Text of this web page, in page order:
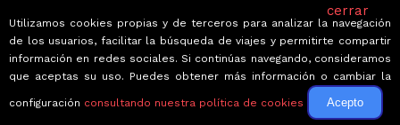
← Volver a Circuitos por Japón
cerrar
Utilizamos cookies propias y de terceros para analizar la navegación
de los usuarios, facilitar la búsqueda de viajes y permitirte compartir
información en redes sociales. Si continúas navegando, consideramos
que aceptas su uso. Puedes obtener más información o cambiar la
configuración consultando nuestra política de cookies Acepto